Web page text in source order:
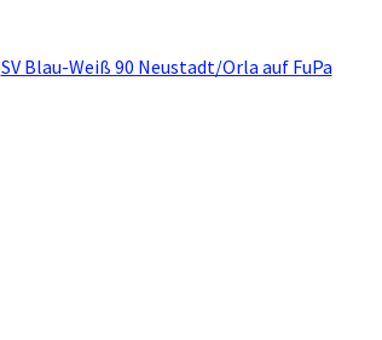
SV Blau-Weiß 90 Neustadt/Orla auf FuPa